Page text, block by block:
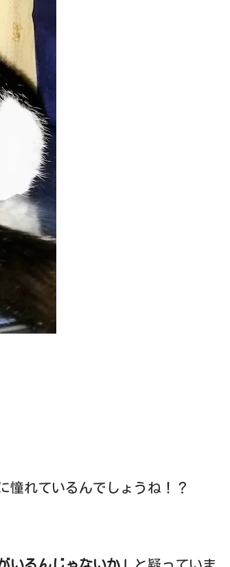
憧れているんでしょうね！？